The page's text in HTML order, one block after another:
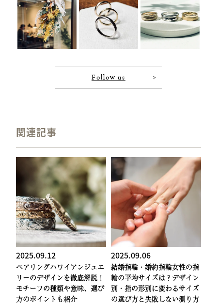
Follow us
関連記事
2025.09.12
ペアリングハワイアンジュエ
リーのデザインを徹底解説！
モチーフの種類や意味、選び
方のポイントも紹介
2025.09.06
結婚指輪・婚約指輪女性の指
輪の平均サイズは？デザイン
別・指の形別に変わるサイズ
の選び方と失敗しない測り方